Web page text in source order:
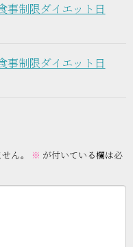
事制限ダイエット日
事制限ダイエット日
ん。 ※ が付いている欄は必